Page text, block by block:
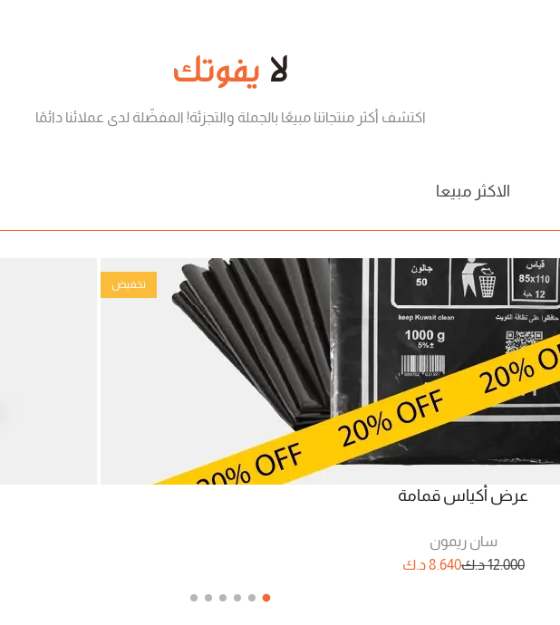
لا يفوتك
اكتشف أكثر منتجاتنا مبيعًا بالجملة والتجزئة! المفضّلة لدى عملائنا دائمًا
الاكثر مبيعا
تخفيض
عرض أكياس قمامة
سان ريمون
12.000د.ك8.640 د.ك